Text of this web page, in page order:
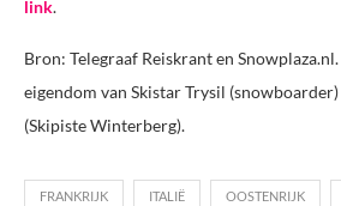
link.
Bron: Telegraaf Reiskrant en Snowplaza.nl.
eigendom van Skistar Trysil
(Skipiste Winterberg).
FRANKRIJK ITALIË OOSTENRIJK